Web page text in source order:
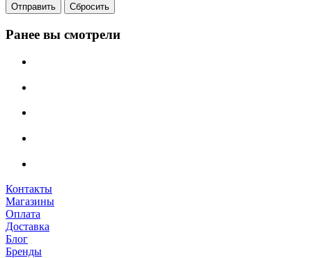
Сбросить
Ранее вы смотрели
Контакты
Магазины
Оплата
Доставка
Блог
Бренды